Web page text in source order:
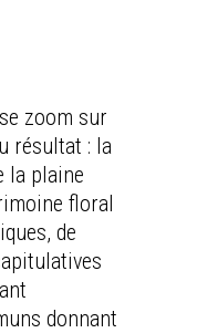
zoom sur
résultat : la
la plaine
floral
de
donnant